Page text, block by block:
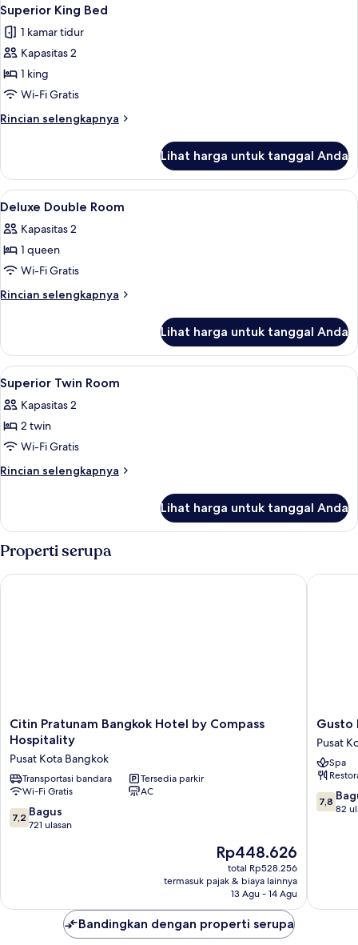
Superior King Bed
1 kamar tidur
Kapasitas 2
1 king
Wi-Fi Gratis
Rincian selengkapnya
Rincian
Superior
King
Bed
Lihat harga untuk tanggal Anda
Lihat
semua
foto
untuk
Deluxe
Double
Brankas, meja kerja, tirai kedap
6
Deluxe Double Room
Kapasitas 2
1 queen
Wi-Fi Gratis
Rincian selengkapnya
Rincian
Deluxe
Double
Room
Lihat harga untuk tanggal Anda
Lihat
semua
foto
untuk
Superior
Twin
Brankas, meja kerja, tirai kedap
12
Superior Twin Room
Kapasitas 2
2 twin
Wi-Fi Gratis
Rincian selengkapnya
Rincian
Superior
Twin
Room
Lihat harga untuk tanggal Anda
Properti serupa
Citin
Pratunam
Bangkok
Hotel
by
Compass
Hospitality
Pusat
Citin Pratunam Bangkok Hotel by Compass
Hospitality
Pusat Kota Bangkok
Transportasi bandara
Tersedia parkir
Wi-Fi Gratis
AC
7.2
dari
7,2 Bagus
721 ulasan
Harga
sekarang
Rp448.626
Rp448.626
total Rp528.256
termasuk pajak & biaya lainnya
13 Agu - 14 Agu
Citin Pratunam Bangkok Hotel by Compass Hospitality
Gusto
Hotel
Pusat
Kota
Gusto
Pusat
Spa
7.8
dari
7,8
82
Gusto
Bandingkan dengan properti serupa